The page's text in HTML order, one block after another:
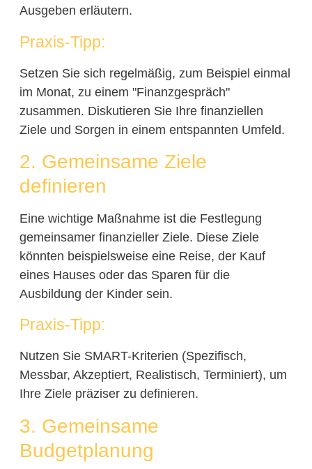
Ausgeben erläutern.
Praxis-Tipp:
Setzen Sie sich regelmäßig, zum Beispiel einmal
im Monat, zu einem "Finanzgespräch"
zusammen. Diskutieren Sie Ihre finanziellen
Ziele und Sorgen in einem entspannten Umfeld.
2. Gemeinsame Ziele
definieren
Eine wichtige Maßnahme ist die Festlegung
gemeinsamer finanzieller Ziele. Diese Ziele
könnten beispielsweise eine Reise, der Kauf
eines Hauses oder das Sparen für die
Ausbildung der Kinder sein.
Praxis-Tipp:
Nutzen Sie SMART-Kriterien (Spezifisch,
Messbar, Akzeptiert, Realistisch, Terminiert), um
Ihre Ziele präziser zu definieren.
3. Gemeinsame
Budgetplanung